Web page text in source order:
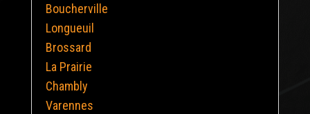
Boucherville
Longueuil
Brossard
La Prairie
Chambly
Varennes